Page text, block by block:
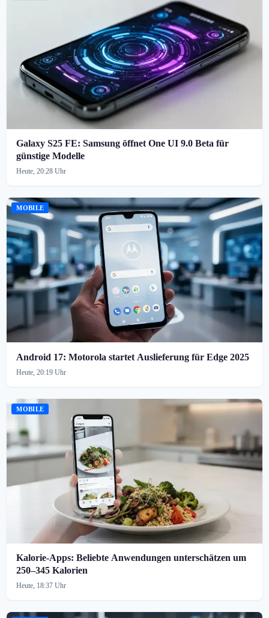
Galaxy S25 FE: Samsung öffnet One UI 9.0 Beta für
günstige Modelle
Heute, 20:28 Uhr
MOBILE
Android 17: Motorola startet Auslieferung für Edge 2025
Heute, 20:19 Uhr
MOBILE
Kalorie-Apps: Beliebte Anwendungen unterschätzen um
250–345 Kalorien
Heute, 18:37 Uhr